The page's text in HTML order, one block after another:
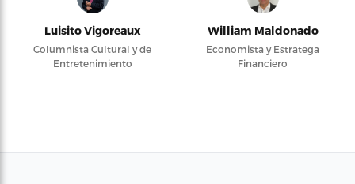
Luisito Vigoreaux
Columnista Cultural y de
Entretenimiento
William Maldonado
Economista y Estratega
Financiero